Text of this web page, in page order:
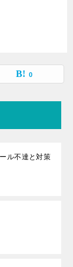
0
ル不達と対策